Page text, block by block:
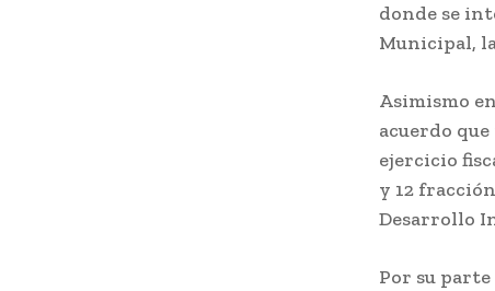
donde se
Municipal,
Asimismo
acuerdo
ejercicio
y 12
Desarrollo
Por su